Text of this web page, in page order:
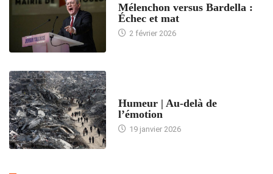
Mélenchon versus Bardella :
Échec et mat
2 février 2026
Humeur | Au-delà de
l’émotion
19 janvier 2026